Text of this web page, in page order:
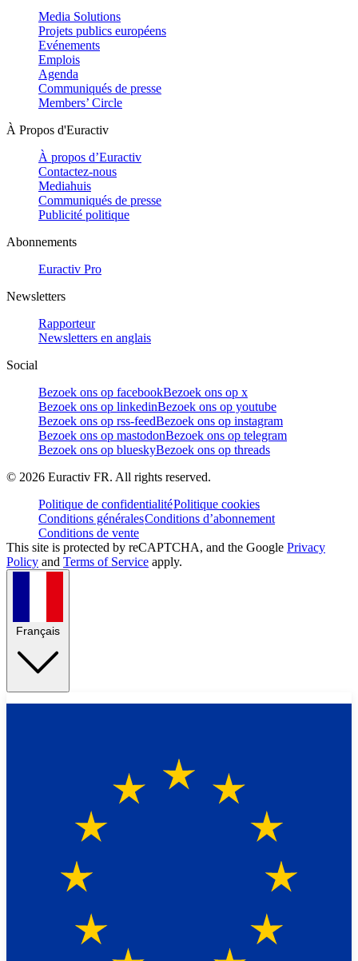
Media Solutions
Projets publics européens
Evénements
Emplois
Agenda
Communiqués de presse
Members’ Circle
À Propos d'Euractiv
À propos d’Euractiv
Contactez-nous
Mediahuis
Communiqués de presse
Publicité politique
Abonnements
Euractiv Pro
Newsletters
Rapporteur
Newsletters en anglais
Social
Bezoek ons op facebookBezoek ons op x
Bezoek ons op linkedinBezoek ons op youtube
Bezoek ons op rss-feedBezoek ons op instagram
Bezoek ons op mastodonBezoek ons op telegram
Bezoek ons op blueskyBezoek ons op threads
© 2026 Euractiv FR. All rights reserved.
Politique de confidentialitéPolitique cookies
Conditions généralesConditions d’abonnement
Conditions de vente
This site is protected by reCAPTCHA, and the Google Privacy
Policy and Terms of Service apply.
Français